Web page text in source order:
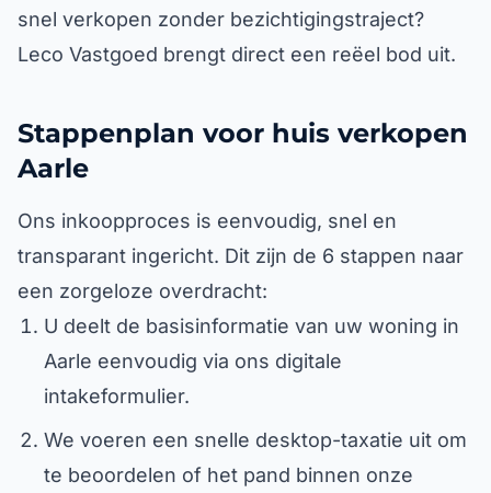
snel verkopen zonder bezichtigingstraject?
Leco Vastgoed brengt direct een reëel bod uit.
Stappenplan voor huis verkopen
Aarle
Ons inkoopproces is eenvoudig, snel en
transparant ingericht. Dit zijn de 6 stappen naar
een zorgeloze overdracht:
U deelt de basisinformatie van uw woning in
Aarle eenvoudig via ons digitale
intakeformulier.
We voeren een snelle desktop-taxatie uit om
te beoordelen of het pand binnen onze